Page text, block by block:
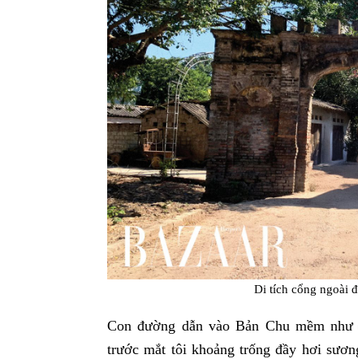
Di tích cổng ngoài
Con đường dẫn vào Bản Chu mềm
trước mắt tôi khoảng trống đầy hơi